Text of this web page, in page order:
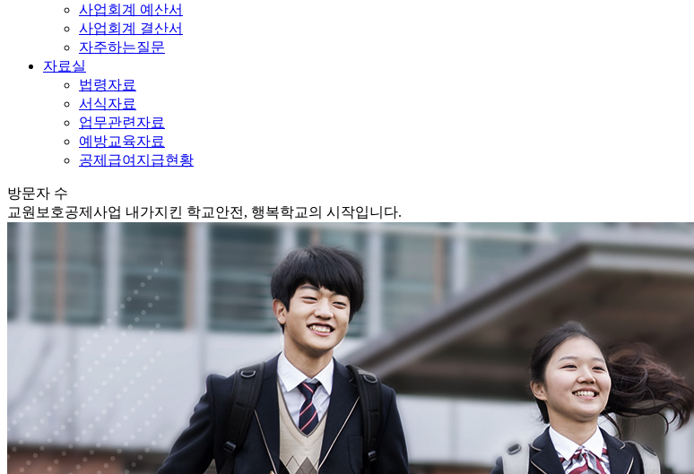
사업회계 예산서
사업회계 결산서
자주하는질문
자료실
법령자료
서식자료
업무관련자료
예방교육자료
공제급여지급현황
방문자 수
교원보호공제사업 내가지킨 학교안전, 행복학교의 시작입니다.